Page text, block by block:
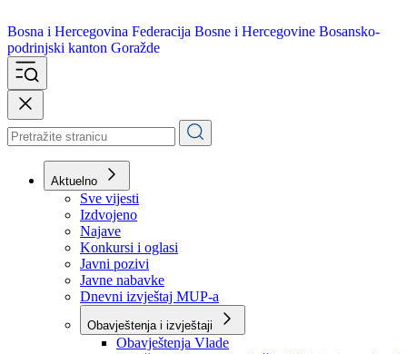
Bosna i Hercegovina
podrinjski kanton Goražde
Aktuelno
Sve vijesti
Izdvojeno
Najave
Konkursi i oglasi
Javni pozivi
Javne nabavke
Dnevni izvještaj MUP-a